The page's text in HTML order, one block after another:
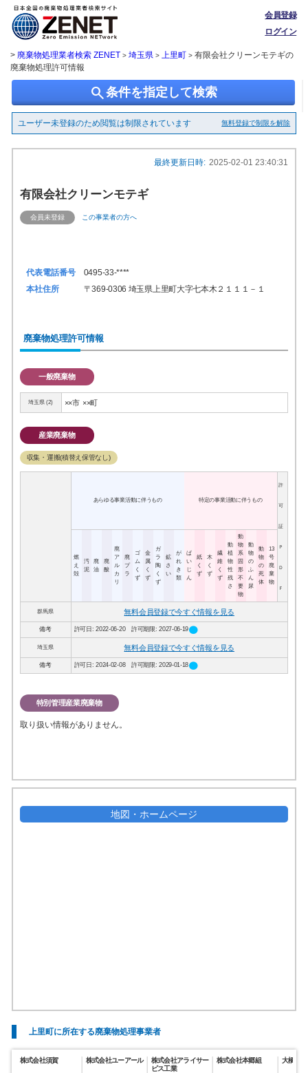
会員登録
ログイン
> 廃棄物処理業者検索 ZENET > 埼玉県 > 上里町 > 有限会社クリーンモテギの
廃棄物処理許可情報
search条件を指定して検索
ユーザー未登録のため閲覧は制限されています 無料登録で制限を解除
最終更新日時: 2025-02-01 23:40:31
有限会社クリーンモテギ
会員未登録 この事業者の方へ
代表電話番号
0495-33-****
本社住所
〒369-0306 埼玉県上里町大字七本木２１１１－１
廃棄物処理許可情報
一般廃棄物
埼玉県 (2) ××市 ××町
産業廃棄物
収集・運搬(積替え保管なし)
あらゆる事業活動に伴うもの 特定の事業活動に伴うもの
許
可
証
Ｐ
Ｄ
Ｆ
燃
え
殻
汚
泥
廃
油
廃
酸
廃
ア
ル
カ
リ
廃
プ
ラ
ゴ
ム
く
ず
金
属
く
ず
ガ
ラ
陶
く
ず
鉱
さ
い
が
れ
き
類
ば
い
じ
ん
紙
く
ず
木
く
ず
繊
維
く
ず
動
植
物
性
残
さ
動
物
系
固
形
不
要
物
動
物
の
ふ
ん
尿
動
物
の
死
体
13
号
廃
棄
物
群馬県 無料会員登録で今すぐ情報を見る
備考 許可日: 2022-06-20 許可期限: 2027-06-19circle
埼玉県 無料会員登録で今すぐ情報を見る
備考 許可日: 2024-02-08 許可期限: 2029-01-18circle
特別管理産業廃棄物
取り扱い情報がありません。
地図・ホームページ
上里町に所在する廃棄物処理事業者
株式会社須賀 株式会社ユーアール
株式会社アライサー
ビス工業
株式会社本郷組 大橋工